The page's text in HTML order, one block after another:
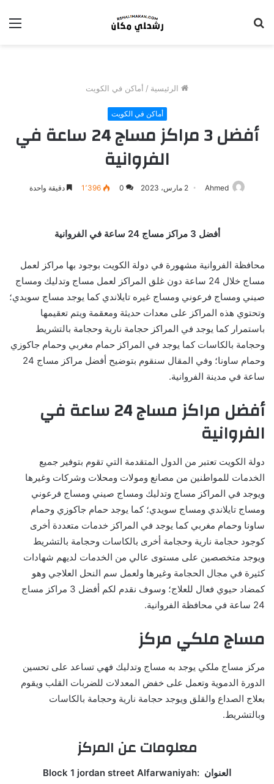
الرئيسية / أماكن في الكويت
أماكن في الكويت
أفضل 3 مراكز مساج 24 ساعة في
الفروانية
Ahmed 2 مارس، 2023 0 1٬396 دقيقة واحدة
أفضل 3 مراكز مساج 24 ساعة في الفروانية
محافظة الفروانية مشهورة في دولة الكويت بوجود بها مراكز لعمل
مساج خلال 24 ساعة دون غلق المراكز لعمل مساج وتدليك ومساج
صيني ومساج فرعوني ومساج غيره تايلاندي كما يوجد مساج سويدي؛
وتحتوي هذه المراكز على معدات حديثة ومعقمة ويتم تعقيمها
باستمرار كما يوجد في المراكز حجامة نارية وحجامة بالتشريط
وحجامة بالكاسات كما يوجد في المراكز حمام مغربي وحمام جاكوزي
وحمام ساونا؛ وفي المقال سنقوم بتوضيح أفضل مراكز مساج 24
ساعة في مدينة الفروانية.
أفضل مراكز مساج 24 ساعة في
الفروانية
دولة الكويت تعتبر من الدول المتقدمة التي تقوم بتوفير جميع
الخدمات للمواطنين من مصانع ومولات ومحلات وشركات وغيرها
ويوجد في المراكز مساج وتدليك ومساج صيني ومساج فرعوني
ومساج تايلاندي ومساج سويدي؛ كما يوجد حمام جاكوزي وحمام
ساونا وحمام مغربي كما يوجد في المراكز خدمات متعددة أخرى
كوجود حجامة نارية وحجامة أخرى بالكاسات وحجامة بالتشريط
ويوجد متخصصين على مستوى عالي من الخدمات لديهم شهادات
كثيرة في مجال الحجامة وغيرها ولعمل سم النحل العلاجي وهو
كمضاد حيوي فعال للعلاج؛ وسوف نقدم لكم أفضل 3 مراكز مساج
24 ساعة في محافظة الفروانية.
مساج ملكي مركز
مركز مساج ملكي يوجد به مساج وتدليك فهي تساعد على تحسين
الدورة الدموية وتعمل على خفض المعدلات للضربات القلب ويقوم
بعلاج الصداع والقلق ويوجد حجامة نارية وحجامة بالكاسات
وبالتشريط.
معلومات عن المركز
العنوان :Block 1 jordan street Alfarwaniyah